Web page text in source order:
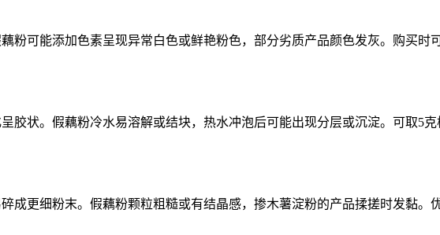
粉可能添加色素呈现异常白色或鲜艳粉色，部分劣质产品颜色发灰。购买
胶状。假藕粉冷水易溶解或结块，热水冲泡后可能出现分层或沉淀。可取5
成更细粉末。假藕粉颗粒粗糙或有结晶感，掺木薯淀粉的产品揉搓时发黏。